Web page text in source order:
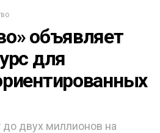
объявляет
для
до двух миллионов на